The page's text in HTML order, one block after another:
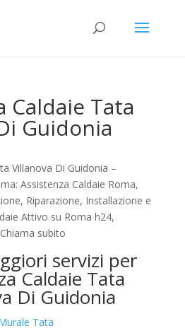
Caldaie Tata
Guidonia
Villanova Di Guidonia –
Assistenza Caldaie Roma,
Riparazione, Installazione e
Attivo su Roma h24,
subito
servizi per
Caldaie Tata
Di Guidonia
Tata